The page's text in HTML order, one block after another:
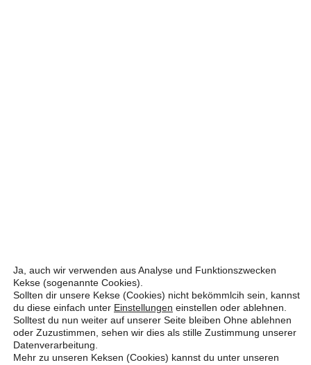
Ja, auch wir verwenden aus Analyse und Funktionszwecken
Kekse (sogenannte Cookies).
Sollten dir unsere Kekse (Cookies) nicht bekömmlcih sein, kannst
du diese einfach unter Einstellungen einstellen oder ablehnen.
Solltest du nun weiter auf unserer Seite bleiben Ohne ablehnen
oder Zuzustimmen, sehen wir dies als stille Zustimmung unserer
Datenverarbeitung.
Mehr zu unseren Keksen (Cookies) kannst du unter unseren